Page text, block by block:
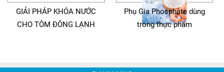
GIẢI PHÁP KHÓA NƯỚC
CHO TÔM ĐÔNG LẠNH
Phụ Gia Phosphate dùng
trong thực phẩm